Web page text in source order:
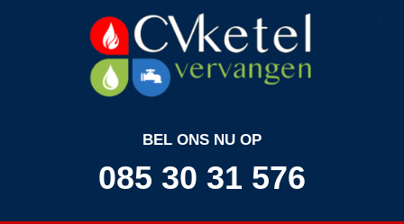
BEL ONS NU OP
085 30 31 576